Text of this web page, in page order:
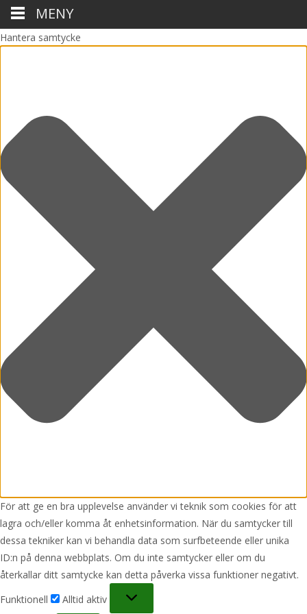
Hantera samtycke
För att ge en bra upplevelse använder vi teknik som cookies för att
lagra och/eller komma åt enhetsinformation. När du samtycker till
dessa tekniker kan vi behandla data som surfbeteende eller unika
ID:n på denna webbplats. Om du inte samtycker eller om du
återkallar ditt samtycke kan detta påverka vissa funktioner negativt.
Funktionell
Alltid aktiv
MENY